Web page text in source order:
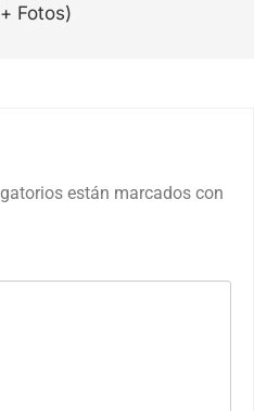
Fotos)
están marcados con